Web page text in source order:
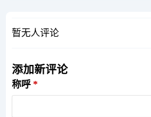
暂无人评论
添加新评论
称呼